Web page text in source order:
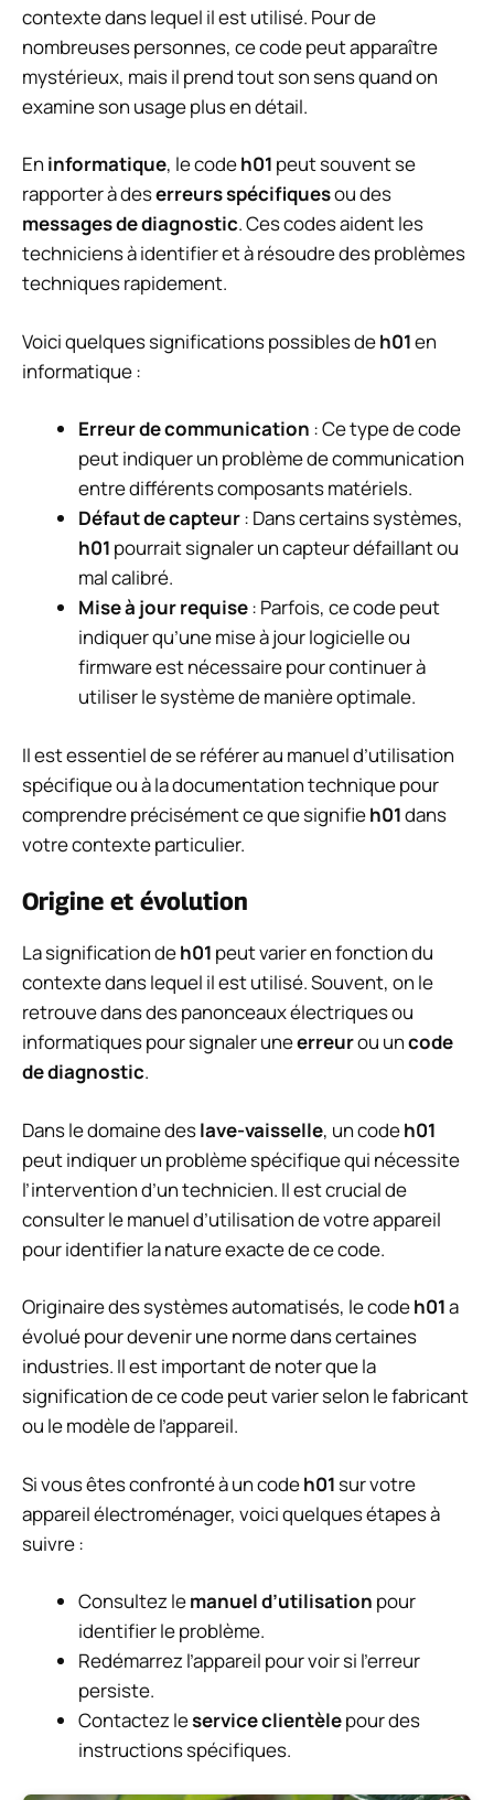
contexte dans lequel il est utilisé. Pour de
nombreuses personnes, ce code peut apparaître
mystérieux, mais il prend tout son sens quand on
examine son usage plus en détail.
En informatique, le codeh01 peut souvent se
rapporter à deserreurs spécifiquesou des
messages de diagnostic. Ces codes aident les
techniciens à identifier et à résoudre des problèmes
techniques rapidement.
Voici quelques significations possibles deh01en
informatique :
Erreur de communication : Ce type de code
peut indiquer un problème de communication
entre différents composants matériels.
Défaut de capteur: Dans certains systèmes,
h01 pourrait signaler un capteur défaillant ou
mal calibré.
Mise à jour requise: Parfois, ce code peut
indiquer qu’une mise à jour logicielle ou
firmware est nécessaire pour continuer à
utiliser le système de manière optimale.
Il est essentiel de se référer au manuel d’utilisation
spécifique ou à la documentation technique pour
comprendre précisément ce que signifieh01dans
votre contexte particulier.
Origine et évolution
La signification deh01 peut varier en fonction du
contexte dans lequel il est utilisé. Souvent, on le
retrouve dans des panonceaux électriques ou
informatiques pour signaler uneerreurou uncode
de diagnostic.
Dans le domaine deslave-vaisselle, un codeh01
peut indiquer un problème spécifique qui nécessite
l’intervention d’un technicien. Il est crucial de
consulter le manuel d’utilisation de votre appareil
pour identifier la nature exacte de ce code.
Originaire des systèmes automatisés, le codeh01a
évolué pour devenir une norme dans certaines
industries. Il est important de noter que la
signification de ce code peut varier selon le fabricant
ou le modèle de l’appareil.
Si vous êtes confronté à un codeh01sur votre
appareil électroménager, voici quelques étapes à
suivre :
Consultez lemanuel d’utilisation pour
identifier le problème.
Redémarrez l’appareil pour voir si l’erreur
persiste.
Contactez leservice clientèlepour des
instructions spécifiques.